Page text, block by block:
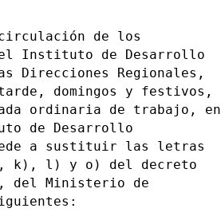
de los
Instituto de Desarrollo
Direcciones Regionales,
domingos y festivos,
ordinaria de trabajo, en
de Desarrollo
a sustituir las letras
l) y o) del decreto
del Ministerio de